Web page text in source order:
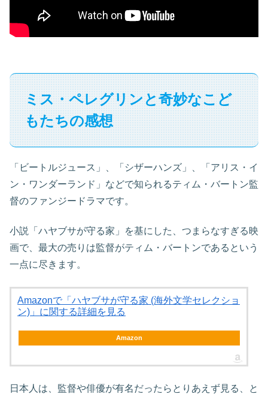
ミス・ペレグリンと奇妙なこど
もたちの感想
「ビートルジュース」、「シザーハンズ」、「アリス・イ
ン・ワンダーランド」などで知られるティム・バートン監
督のファンジードラマです。
小説「ハヤブサが守る家」を基にした、つまらなすぎる映
画で、最大の売りは監督がティム・バートンであるという
一点に尽きます。
Amazonで「ハヤブサが守る家 (海外文学セレクショ
ン)」に関する詳細を見る
Amazon
日本人は、監督や俳優が有名だったらとりあえず見る、と